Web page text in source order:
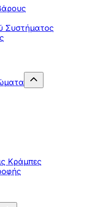
Συστήματος
Κράμπες